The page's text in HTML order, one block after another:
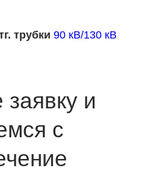
трубки 90 кВ/130 кВ
заявку и
с